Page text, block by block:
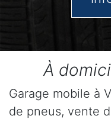
À
Garage mobile à
de pneus, vente